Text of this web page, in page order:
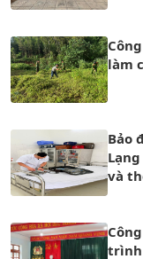
làm
Bảo
và
trình